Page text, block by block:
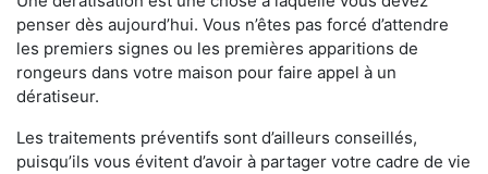
penser dès aujourd’hui. Vous n’êtes pas forcé d’attendre
les premiers signes ou les premières apparitions de
rongeurs dans votre maison pour faire appel à un
dératiseur.
Les traitements préventifs sont d’ailleurs conseillés,
puisqu’ils vous évitent d’avoir à partager votre cadre de vie